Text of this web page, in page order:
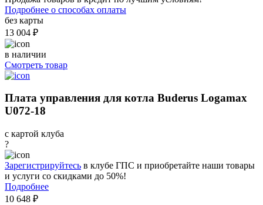
Подробнее о способах оплаты
без карты
13 004 ₽
в наличии
Смотреть товар
Плата управления для котла Buderus Logamax
U072-18
с картой клуба
?
Зарегистрируйтесь в клубе ГПС и приобретайте наши товары
и услуги со скидками до 50%!
Подробнее
10 648 ₽